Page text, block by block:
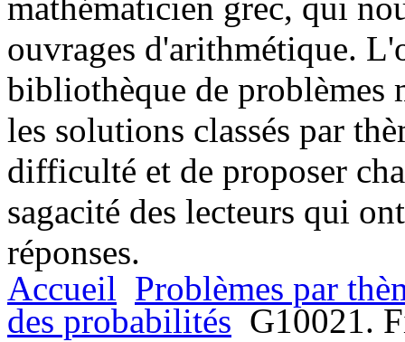
mathématicien grec, qui
ouvrages d'arithmétique.
bibliothèque de problèmes
les solutions classés par
difficulté et de proposer
sagacité des lecteurs qui
réponses.
Accueil Problèmes par
des probabilités G10021.